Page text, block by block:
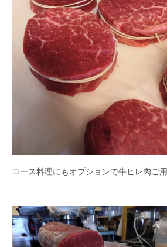
コース料理にもオプションで牛ヒレ肉ご